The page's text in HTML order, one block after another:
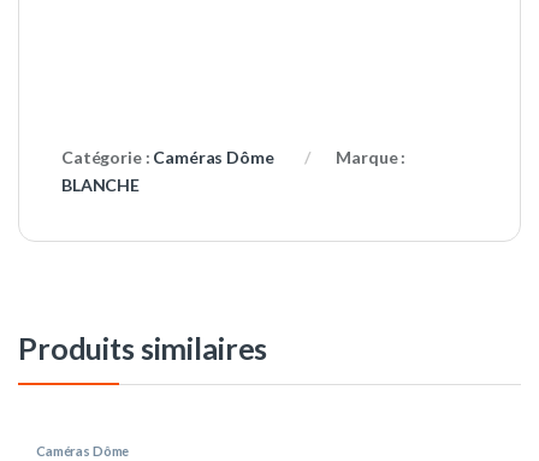
Catégorie : Caméras Dôme
Marque :
BLANCHE
Produits similaires
Caméras Dôme